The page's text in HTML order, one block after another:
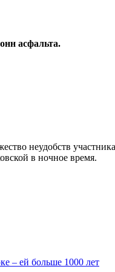
асфальта.
неудобств
в ночное время.
– ей больше 1000 лет